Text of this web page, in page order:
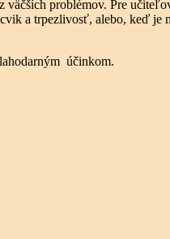
problémov. Pre
a trpezlivosť, alebo, keď
účinkom.